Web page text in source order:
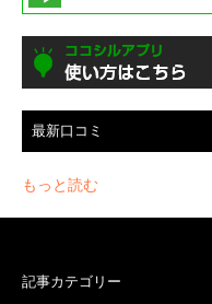
最新口コミ
もっと読む
記事カテゴリー